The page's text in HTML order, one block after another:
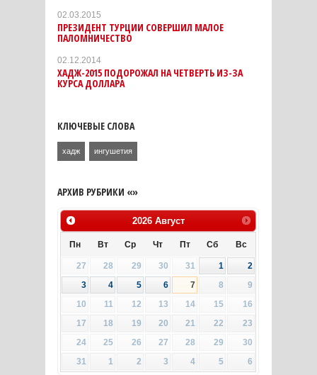
02.03.2015
ПРЕЗИДЕНТ ТУРЦИИ СОВЕРШИЛ МАЛОЕ
ПАЛОМНИЧЕСТВО
02.12.2014
ХАДЖ-2015 ПОДОРОЖАЛ НА ЧЕТВЕРТЬ ИЗ-ЗА
КУРСА ДОЛЛАРА
КЛЮЧЕВЫЕ СЛОВА
хадж ингушетия
АРХИВ РУБРИКИ «»
2026 Август
Пн Вт Ср Чт Пт Сб Вс
27 28 29 30 31 1
2
3
4 5 6 7 8
9
10
11 12 13 14 15
16
17
18 19 20 21 22
23
24
25 26 27 28 29
30
31
1 2 3 4 5 6